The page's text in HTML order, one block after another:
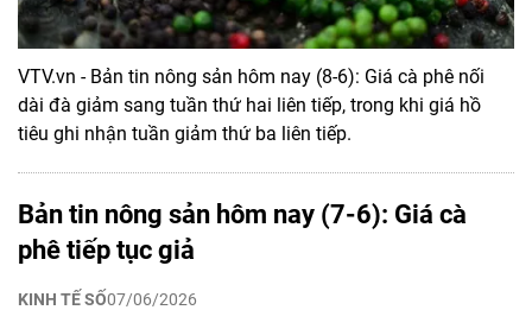
VTV.vn - Bản tin nông sản hôm nay (8-6): Giá cà phê nối
dài đà giảm sang tuần thứ hai liên tiếp, trong khi giá hồ
tiêu ghi nhận tuần giảm thứ ba liên tiếp.
Bản tin nông sản hôm nay (7-6): Giá cà
phê tiếp tục giả
KINH TẾ SỐ07/06/2026